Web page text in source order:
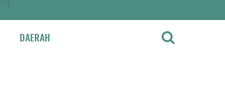
DAERAH